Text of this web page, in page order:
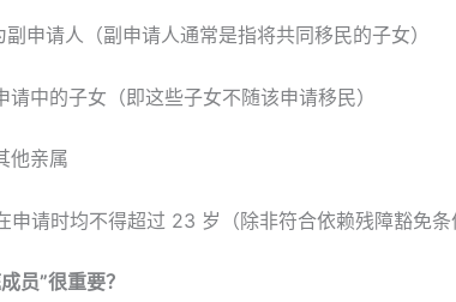
申请人（副申请人通常是指将共同移民的子女）
请中的子女（即这些子女不随该申请移民）
他亲属
申请时均不得超过 23 岁（除非符合依赖残障豁免条
员”很重要？